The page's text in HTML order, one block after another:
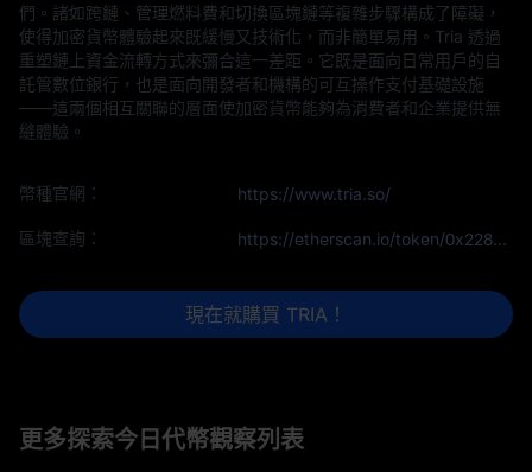
們。諸如跨鏈、管理燃料費和切換區塊鏈等複雜步驟構成了障礙，
使得加密貨幣體驗起來既緩慢又技術化，而非簡單易用。Tria 透過
重塑鏈上資金流轉方式來彌合這一差距。它既是面向日常用戶的自
託管數位銀行，也是面向開發者和機構的可互操作支付基礎設施
——這兩個相互關聯的層面使加密貨幣能夠為消費者和企業提供無
縫體驗。
幣種官網： https://www.tria.so/
區塊查詢： https://etherscan.io/token/0x228bEC415adE4b61D7CaF0adf8C91EAc587BA369
現在就購買 TRIA！
更多探索今日代幣觀察列表